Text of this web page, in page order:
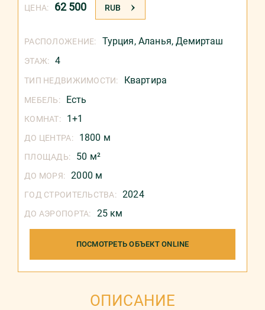
ЦЕНА: 62 500 RUB
РАСПОЛОЖЕНИЕ: Турция, Аланья,Демирташ
ЭТАЖ: 4
ТИП НЕДВИЖИМОСТИ: Квартира
МЕБЕЛЬ: Есть
КОМНАТ: 1+1
ДО ЦЕНТРА: 1800 м
ПЛОЩАДЬ: 50 м²
ДО МОРЯ: 2000 м
ГОД СТРОИТЕЛЬСТВА: 2024
ДО АЭРОПОРТА: 25 км
ПОСМОТРЕТЬ ОБЪЕКТ ONLINE
ОПИСАНИЕ